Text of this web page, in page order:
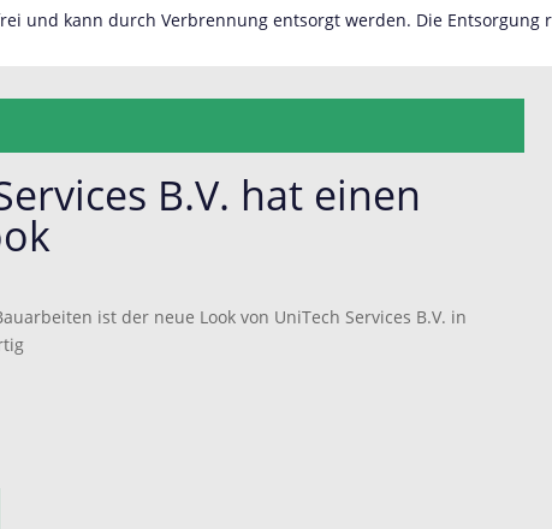
und kann durch Verbrennung entsorgt werden. Die
B.V. hat einen
ist der neue Look von UniTech Services B.V. in